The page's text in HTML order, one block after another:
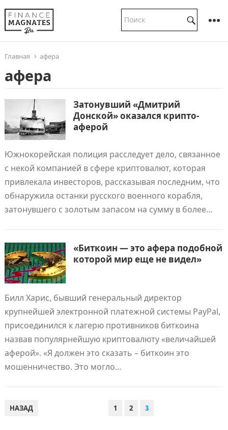
Главная афера
афера
Затонувший «Дмитрий
Донской» оказался крипто-
аферой
Южнокорейская полиция расследует дело, связанное
с некой компанией в сфере криптовалют, которая
привлекала инвесторов, рассказывая последним, что
обнаружила останки русского военного корабля,
затонувшего с золотым запасом на сумму в более…
«Биткоин — это афера подобной
которой мир еще не видел»
Билл Харис, бывший генеральный директор
крупнейшей электронной платежной системы PayPal,
присоединился к лагерю противников биткоина
назвав популярнейшую криптовалюту «величайшей
аферой». «Я должен это сказать – биткоин это
мошенничество. Это могло…
ПАГИНАЦИЯ
НАЗАД 1 2 3